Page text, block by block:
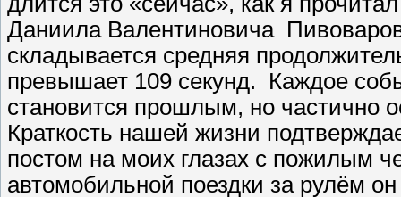
Даниила Валентиновича
складывается средняя
превышает 109 секунд. Каждое
становится прошлым, но частично
Краткость нашей жизни
постом на моих глазах с пожилым
автомобильной поездки за рулём